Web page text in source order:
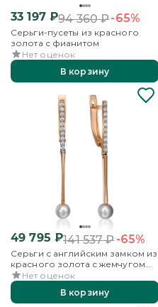
33 197₽94 360₽-65%
Серьги-пусеты из красного
золота с фианитом
Нет оценок
В корзину
49 795 ₽141 537₽-65%
Серьги с английским замком из
красного золота с жемчугом
культивированным и
фианитами
Нет оценок
В корзину